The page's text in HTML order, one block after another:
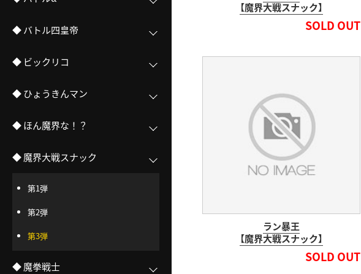
【魔界大戦スナック】
SOLD OUT
ラン暴王
【魔界大戦スナック】
SOLD OUT
◆ バトル四皇帝
◆ ビックリコ
◆ ひょうきんマン
◆ ほん魔界な！？
◆ 魔界大戦スナック
第1弾
第2弾
第3弾
◆ 魔拳戦士